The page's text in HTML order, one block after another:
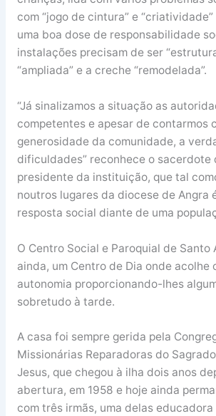
com “jogo de cintura” e
uma boa dose de responsabilidade
instalações precisam de ser
“ampliada” e a creche “remodelada”.
“Já sinalizamos a situação as
competentes e apesar de contarmos
generosidade da comunidade, a
dificuldades” reconhece o sacerdote
presidente da instituição, que tal
noutros lugares da diocese de Angra
resposta social diante de uma
O Centro Social e Paroquial de Santo
ainda, um Centro de Dia onde acolhe
autonomia proporcionando-lhes
sobretudo à tarde.
A casa foi sempre gerida pela
Missionárias Reparadoras do
Jesus, que chegou à ilha dois anos
abertura, em 1958 e hoje ainda
com três irmãs, uma delas